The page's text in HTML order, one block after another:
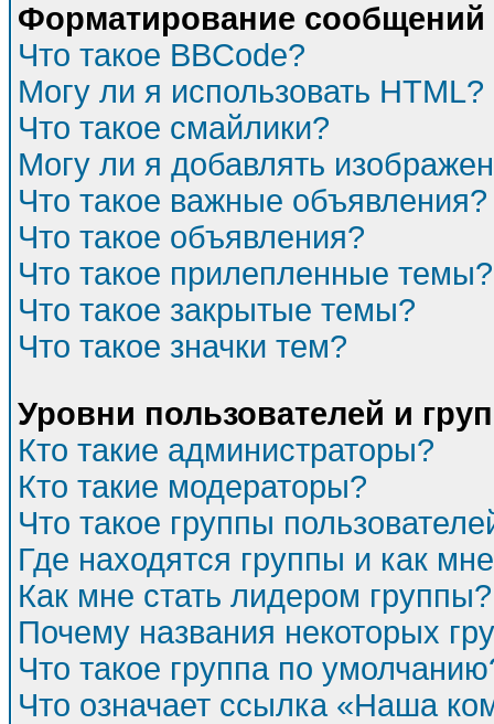
Форматирование
Что такое BBCode?
Могу ли я использовать HTML?
Что такое смайлики?
Могу ли я добавлять
Что такое важные объявления?
Что такое объявления?
Что такое прилепленные темы?
Что такое закрытые темы?
Что такое значки тем?
Уровни пользователей и
Кто такие администраторы?
Кто такие модераторы?
Что такое группы
Где находятся группы и как
Как мне стать лидером группы?
Почему названия некоторых
Что такое группа по
Что означает ссылка «Наша